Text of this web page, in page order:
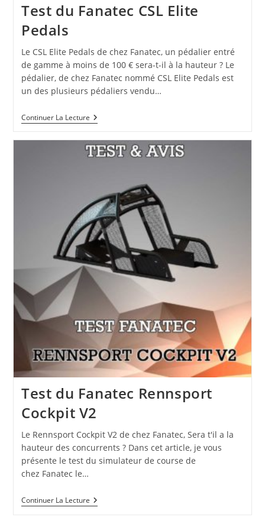
Test du Fanatec CSL Elite
Pedals
Le CSL Elite Pedals de chez Fanatec, un pédalier entré
de gamme à moins de 100 € sera-t-il à la hauteur ? Le
pédalier, de chez Fanatec nommé CSL Elite Pedals est
un des plusieurs pédaliers vendu…
Continuer La Lecture
Test du Fanatec Rennsport
Cockpit V2
Le Rennsport Cockpit V2 de chez Fanatec, Sera t'il a la
hauteur des concurrents ? Dans cet article, je vous
présente le test du simulateur de course de
chez Fanatec le…
Continuer La Lecture